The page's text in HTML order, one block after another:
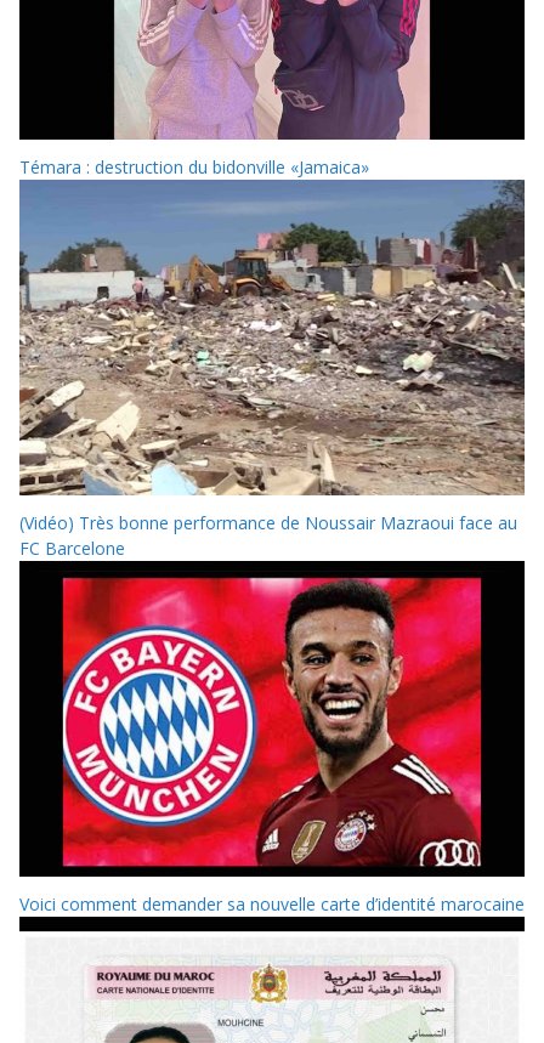
Témara : destruction du bidonville «Jamaica»
(Vidéo) Très bonne performance de Noussair Mazraoui face au
FC Barcelone
Voici comment demander sa nouvelle carte d’identité marocaine